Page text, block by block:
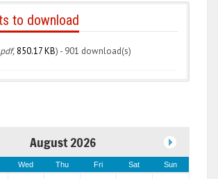
to download
850.17 KB) - 901 download(s)
August 2026
Wed Thu Fri Sat Sun